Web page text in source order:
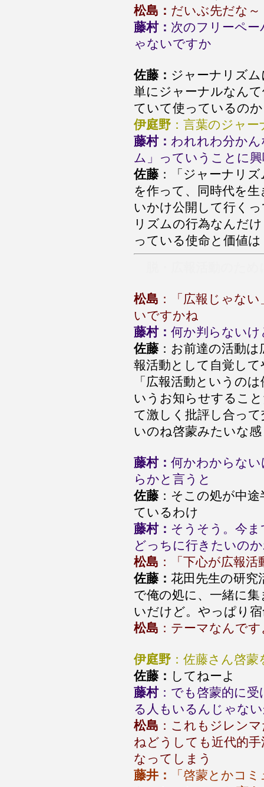
松島： だいぶ先だな～
藤村： 次のフリーペ
ゃないですか
佐藤： ジャーナリズ
単にジャーナルなん
ていて使っているの
伊庭野 ：言葉のジャ
藤村： われれわ分か
ム」っていうことに
佐藤 ：「ジャーナリ
を作って、同時代を
いかけ公開して行く
リズムの行為なんだ
っている使命と価値は
松島 ：「広報じゃな
いですかね
藤村： 何か判らない
佐藤 ：お前達の活動
報活動として自覚し
「広報活動というの
いうお知らせするこ
て激しく批評し合っ
いのね啓蒙みたいな
藤村： 何かわからな
らかと言うと
佐藤 ：そこの処が中
ているわけ
藤村： そうそう。今
どっちに行きたいの
松島 ：「下心が広報
佐藤： 花田先生の研究
で俺の処に、一緒に
いだけど。やっぱり
松島 ：テーマなんで
伊庭野 ：佐藤さん啓
佐藤： してねーよ
藤村：でも啓蒙的に受
る人もいるんじゃな
松島 ：これもジレン
ねどうしても近代的手
なってしまう
藤井：
「啓蒙とかコ